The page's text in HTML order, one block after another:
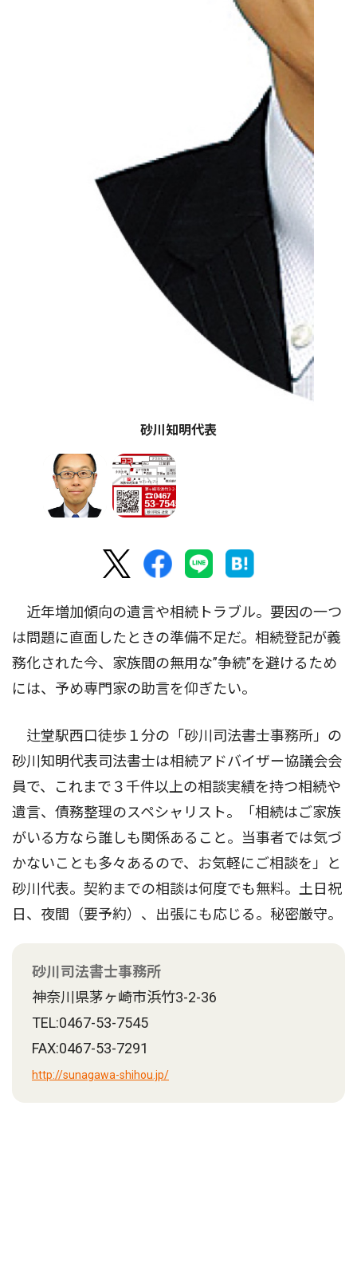
砂川知明代表
近年増加傾向の遺言や相続トラブル。要因の一つ
は問題に直面したときの準備不足だ。相続登記が義
務化された今、家族間の無用な”争続”を避けるため
には、予め専門家の助言を仰ぎたい。
辻堂駅西口徒歩１分の「砂川司法書士事務所」の
砂川知明代表司法書士は相続アドバイザー協議会会
員で、これまで３千件以上の相談実績を持つ相続や
遺言、債務整理のスペシャリスト。「相続はご家族
がいる方なら誰しも関係あること。当事者では気づ
かないことも多々あるので、お気軽にご相談を」と
砂川代表。契約までの相談は何度でも無料。土日祝
日、夜間（要予約）、出張にも応じる。秘密厳守。
砂川司法書士事務所
神奈川県茅ヶ崎市浜竹3-2-36
TEL:0467-53-7545
FAX:0467-53-7291
http://sunagawa-shihou.jp/